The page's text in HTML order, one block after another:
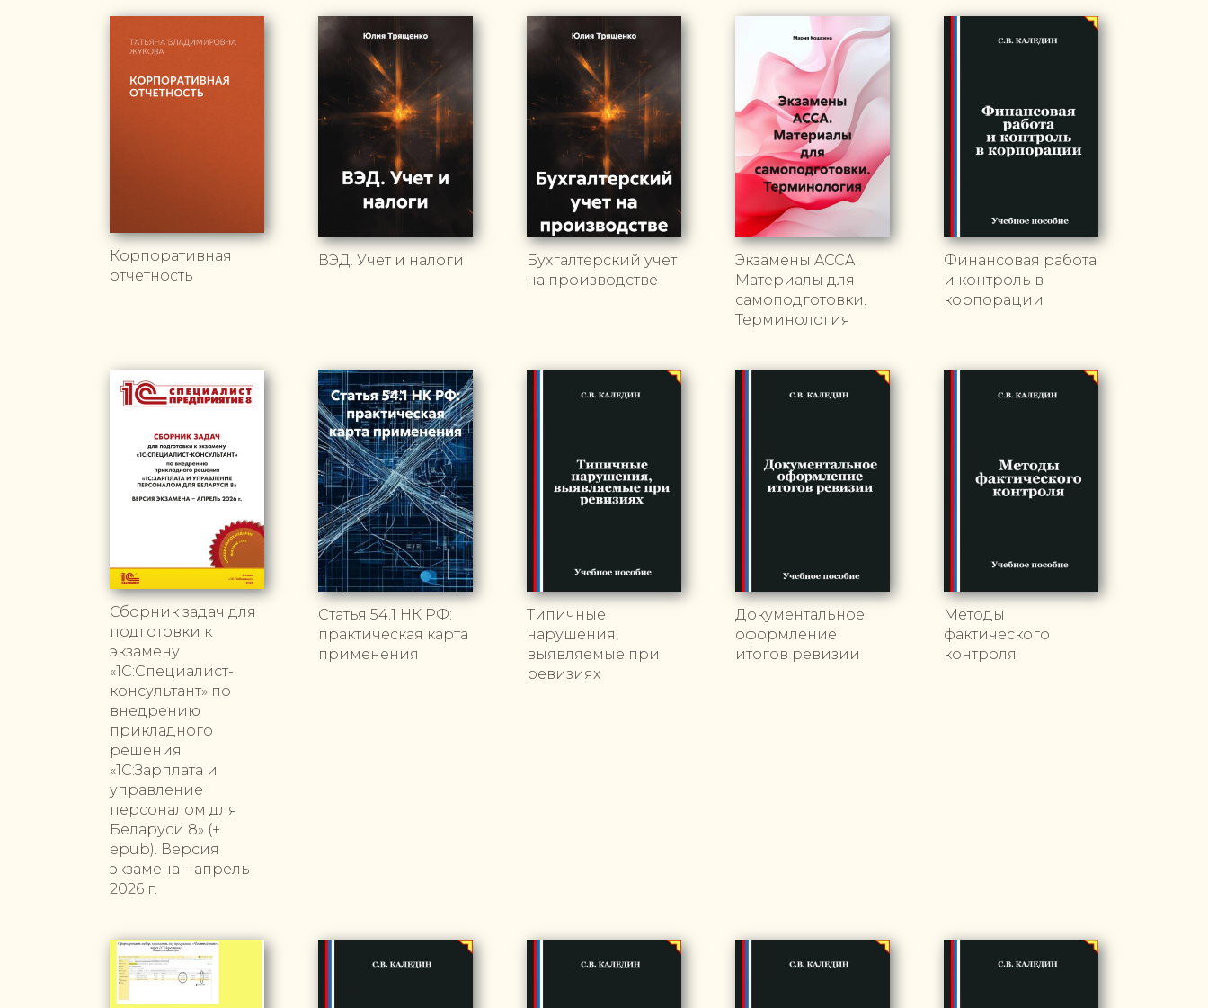
Корпоративная
отчетность
ВЭД. Учет и налоги
Бухгалтерский учет
на производстве
Экзамены ACCA.
Материалы для
самоподготовки.
Терминология
Финансовая работа
и контроль в
корпорации
Сборник задач для
подготовки к
экзамену
«1С:Специалист-
консультант» по
внедрению
прикладного
решения
«1С:Зарплата и
управление
персоналом для
Беларуси 8» (+
epub). Версия
экзамена – апрель
2026 г.
Статья 54.1 НК РФ:
практическая карта
применения
Типичные
нарушения,
выявляемые при
ревизиях
Документальное
оформление
итогов ревизии
Методы
фактического
контроля